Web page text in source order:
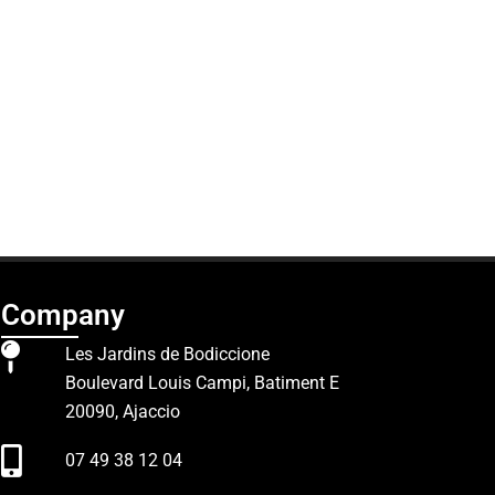
Company
Les Jardins de Bodiccione
Boulevard Louis Campi, Batiment E
20090, Ajaccio
07 49 38 12 04